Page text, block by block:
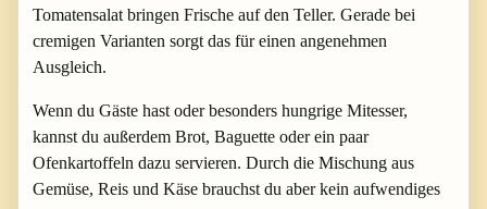
Tomatensalat bringen Frische auf den Teller. Gerade bei
cremigen Varianten sorgt das für einen angenehmen
Ausgleich.
Wenn du Gäste hast oder besonders hungrige Mitesser,
kannst du außerdem Brot, Baguette oder ein paar
Ofenkartoffeln dazu servieren. Durch die Mischung aus
Gemüse, Reis und Käse brauchst du aber kein aufwendiges